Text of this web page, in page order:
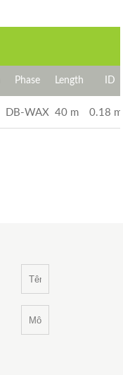
Phase Length ID
DB-WAX 40 m 0.18